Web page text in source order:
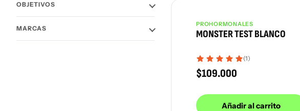
OBJETIVOS
MARCAS Más vendido
PROHORMONALES
MONSTER TEST BLANCO
(1)
$109.000
Añadir al carrito